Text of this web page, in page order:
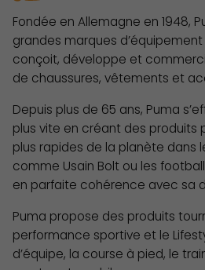
Fondée en Allemagne en 1948,
grandes marques
conçoit, développe et
de chaussures, vêtements et
Depuis plus de 65 ans, Puma
plus vite en créant des produits
plus rapides de la planète dans
comme Usain Bolt ou les
en parfaite cohérence avec sa
Puma propose des produits
performance sportive et le
d’équipe, la course à pied, le